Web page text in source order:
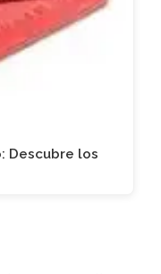
Descubre los